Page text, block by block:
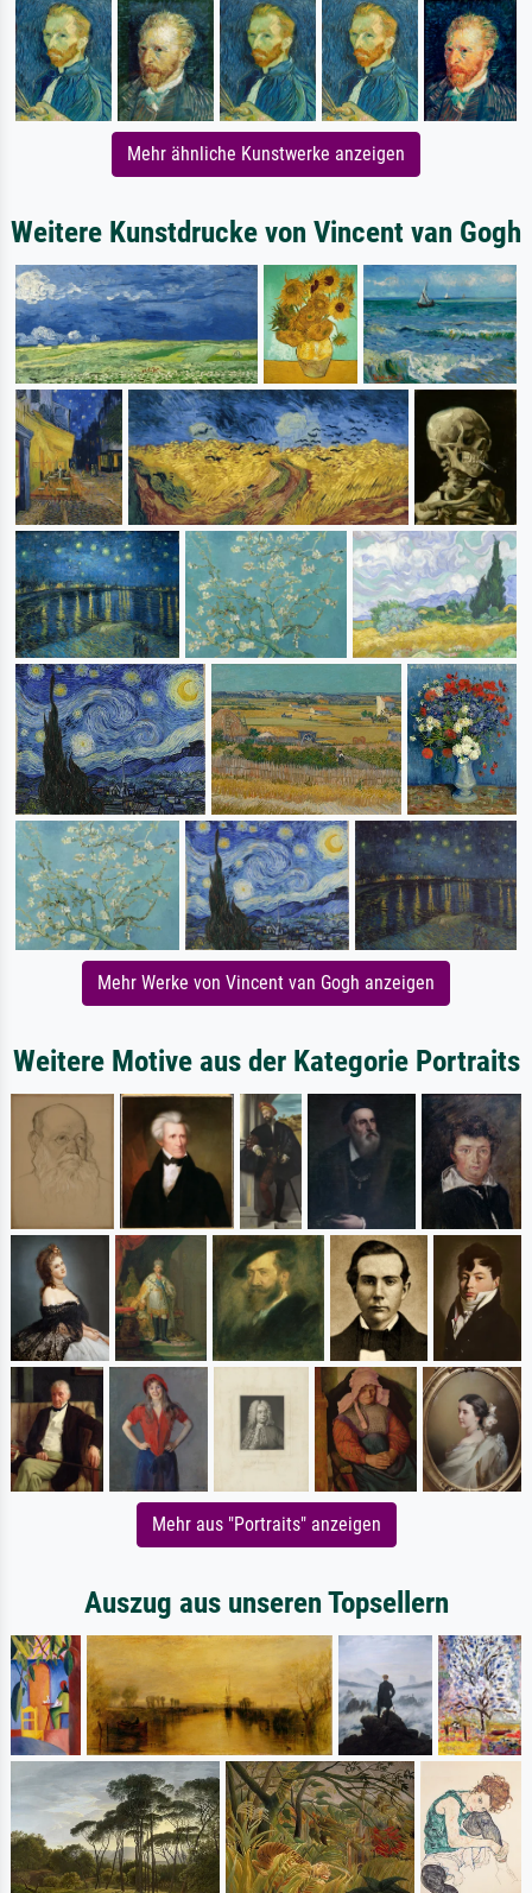
Mehr ähnliche Kunstwerke anzeigen
Weitere Kunstdrucke von Vincent van Gogh
Mehr Werke von Vincent van Gogh anzeigen
Weitere Motive aus der Kategorie Portraits
Mehr aus "Portraits" anzeigen
Auszug aus unseren Topsellern